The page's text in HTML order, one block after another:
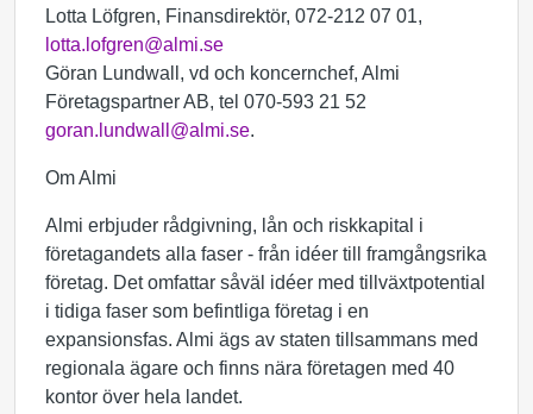
Lotta Löfgren, Finansdirektör, 072-212 07 01,
lotta.lofgren@almi.se
Göran Lundwall, vd och koncernchef, Almi
Företagspartner AB, tel 070-593 21 52
goran.lundwall@almi.se.
Om Almi
Almi erbjuder rådgivning, lån och riskkapital i
företagandets alla faser - från idéer till framgångsrika
företag. Det omfattar såväl idéer med tillväxtpotential
i tidiga faser som befintliga företag i en
expansionsfas. Almi ägs av staten tillsammans med
regionala ägare och finns nära företagen med 40
kontor över hela landet.